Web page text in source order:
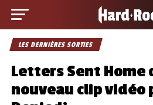
LES DERNIÈRES SORTIES
Letters Sent Home
nouveau clip vidéo